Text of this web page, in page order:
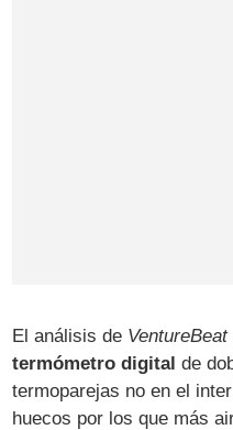
El análisis de VentureBeat
termómetro digital de
termoparejas no en el
huecos por los que más